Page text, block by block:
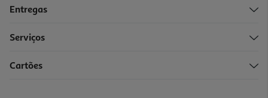
Entregas
Serviços
Cartões